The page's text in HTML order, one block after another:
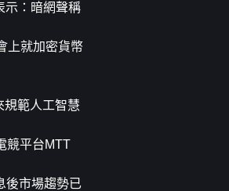
示：暗網聲稱
上就加密貨幣
規範人工智慧
競平台MTT
後市場趨勢已